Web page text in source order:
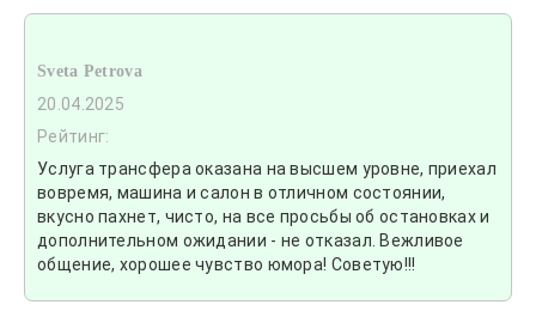
Sveta Petrova
20.04.2025
Рейтинг:
Услуга трансфера оказана на высшем уровне, приехал
вовремя, машина и салон в отличном состоянии,
вкусно пахнет, чисто, на все просьбы об остановках и
дополнительном ожидании - не отказал. Вежливое
общение, хорошее чувство юмора! Советую!!!